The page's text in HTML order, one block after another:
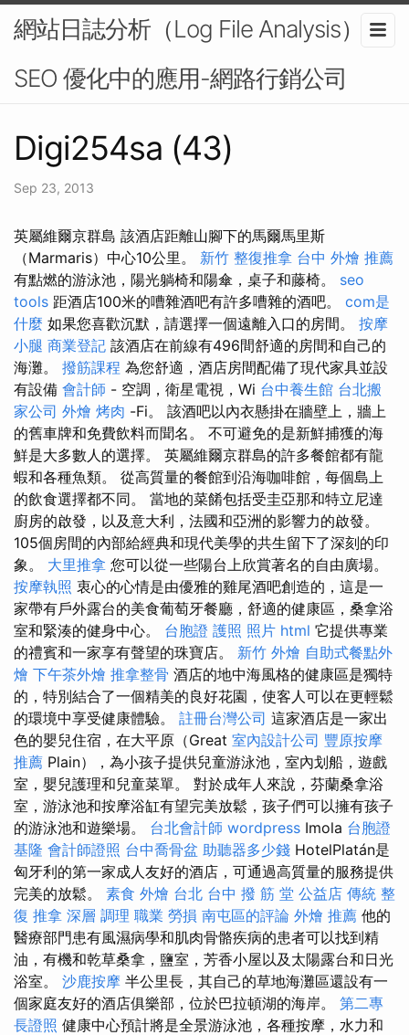
網站日誌分析（Log File Analysis）在
SEO 優化中的應用-網路行銷公司
Digi254sa (43)
Sep 23, 2013
英屬維爾京群島 該酒店距離山腳下的馬爾馬里斯
（Marmaris）中心10公里。 新竹 整復推拿 台中 外燴 推薦
有點燃的游泳池，陽光躺椅和陽傘，桌子和藤椅。 seo
tools 距酒店100米的嘈雜酒吧有許多嘈雜的酒吧。 com是
什麼 如果您喜歡沉默，請選擇一個遠離入口的房間。 按摩
小腿 商業登記 該酒店在前線有496間舒適的房間和自己的
海灘。 撥筋課程 為您舒適，酒店房間配備了現代家具並設
有設備 會計師 - 空調，衛星電視，Wi 台中養生館 台北搬
家公司 外燴 烤肉 -Fi。 該酒吧以內衣懸掛在牆壁上，牆上
的舊車牌和免費飲料而聞名。 不可避免的是新鮮捕獲的海
鮮是大多數人的選擇。 英屬維爾京群島的許多餐館都有龍
蝦和各種魚類。 從高質量的餐館到沿海咖啡館，每個島上
的飲食選擇都不同。 當地的菜餚包括受圭亞那和特立尼達
廚房的啟發，以及意大利，法國和亞洲的影響力的啟發。
105個房間的內部給經典和現代美學的共生留下了深刻的印
象。 大里推拿 您可以從一些陽台上欣賞著名的自由廣場。
按摩執照 衷心的心情是由優雅的雞尾酒吧創造的，這是一
家帶有戶外露台的美食葡萄牙餐廳，舒適的健康區，桑拿浴
室和緊湊的健身中心。 台胞證 護照 照片 html 它提供專業
的禮賓和一家享有聲望的珠寶店。 新竹 外燴 自助式餐點外
燴 下午茶外燴 推拿整骨 酒店的地中海風格的健康區是獨特
的，特別結合了一個精美的良好花園，使客人可以在更輕鬆
的環境中享受健康體驗。 註冊台灣公司 這家酒店是一家出
色的嬰兒住宿，在大平原（Great 室內設計公司 豐原按摩
推薦 Plain），為小孩子提供兒童游泳池，室內划船，遊戲
室，嬰兒護理和兒童菜單。 對於成年人來說，芬蘭桑拿浴
室，游泳池和按摩浴缸有望完美放鬆，孩子們可以擁有孩子
的游泳池和遊樂場。 台北會計師 wordpress Imola 台胞證
基隆 會計師證照 台中喬骨盆 助聽器多少錢 HotelPlatán是
匈牙利的第一家成人友好的酒店，可通過高質量的服務提供
完美的放鬆。 素食 外燴 台北 台中 撥 筋 堂 公益店 傳統 整
復 推拿 深層 調理 職業 勞損 南屯區的評論 外燴 推薦 他的
醫療部門患有風濕病學和肌肉骨骼疾病的患者可以找到精
油，有機和乾草桑拿，鹽室，芳香小屋以及太陽露台和日光
浴室。 沙鹿按摩 半公里長，其自己的草地海灘區還設有一
個家庭友好的酒店俱樂部，位於巴拉頓湖的海岸。 第二專
長證照 健康中心預計將是全景游泳池，各種按摩，水力和